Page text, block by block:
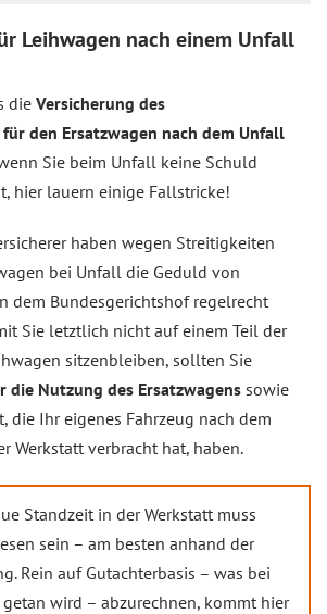
Leihwagen nach einem Unfall
die Versicherung des
den Ersatzwagen nach dem Unfall
Sie beim Unfall keine Schuld
hier lauern einige Fallstricke!
haben wegen Streitigkeiten
bei Unfall die Geduld von
dem Bundesgerichtshof regelrecht
Sie letztlich nicht auf einem Teil der
sitzenbleiben, sollten Sie
die Nutzung des Ersatzwagens sowie
die Ihr eigenes Fahrzeug nach dem
Werkstatt verbracht hat, haben.
Standzeit in der Werkstatt muss
sein – am besten anhand der
Rein auf Gutachterbasis – was bei
wird – abzurechnen, kommt hier